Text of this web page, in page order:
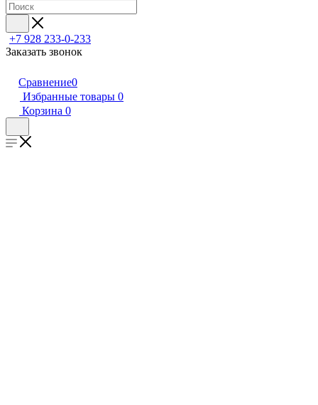
+7 928 233-0-233
Заказать звонок
Сравнение0
Избранные товары 0
Корзина 0